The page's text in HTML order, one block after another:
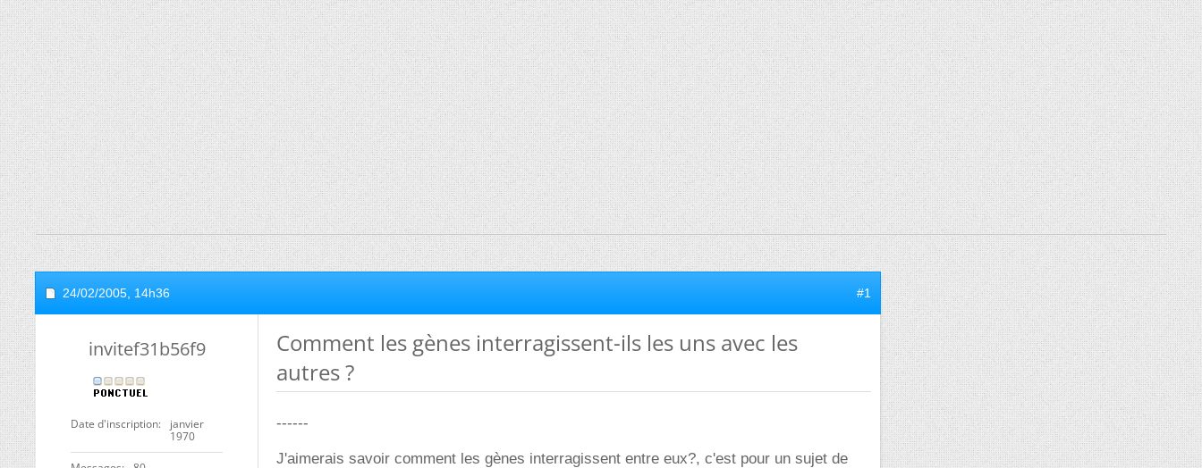
24/02/2005, 14h36 #1
invitef31b56f9
Date d'inscription
janvier
1970
Comment les gènes interragissent-ils les uns avec les
autres ?
------
J'aimerais savoir comment les gènes interragissent entre eux?, c'est pour un sujet de